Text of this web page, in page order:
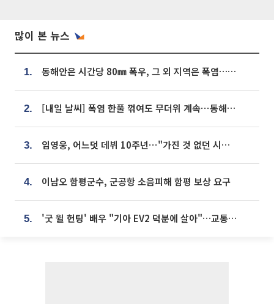
많이 본 뉴스
1. 동해안은 시간당 80㎜ 폭우, 그 외 지역은 폭염…‘극과 극 날씨’
2. [내일 날씨] 폭염 한풀 꺾여도 무더위 계속⋯동해안 이틀 연속 비
3. 임영웅, 어느덧 데뷔 10주년⋯"가진 것 없던 시절, 내 앞엔 20명의 팬뿐"
4. 이남오 함평군수, 군공항 소음피해 함평 보상 요구
5. '굿 윌 헌팅' 배우 "기아 EV2 덕분에 살아"…교통사고 후 안전성 극찬